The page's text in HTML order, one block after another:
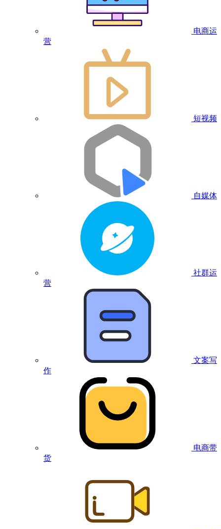
电商运
营
短视频
自媒体
社群运
营
文案写
作
电商带
货